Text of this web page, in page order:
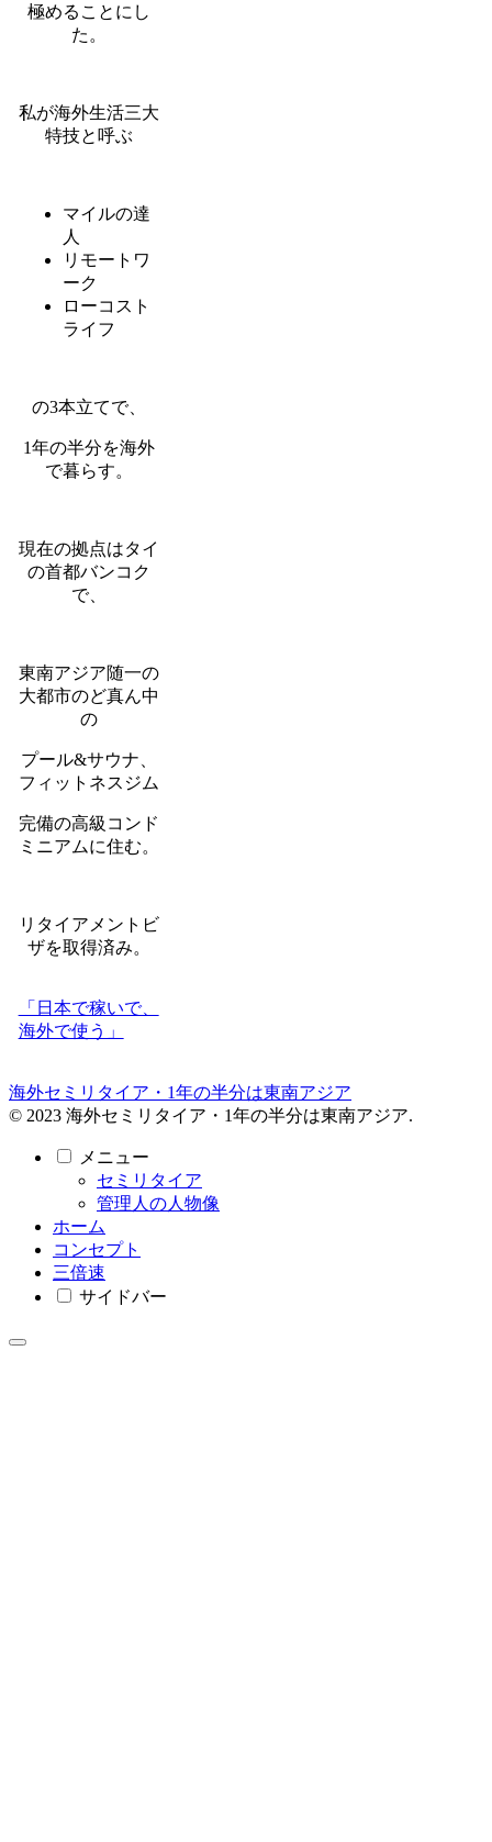
極めることにし
た。
私が海外生活三大
特技と呼ぶ
マイルの達
人
リモートワ
ーク
ローコスト
ライフ
の3本立てで、
1年の半分を海外
で暮らす。
現在の拠点はタイ
の首都バンコク
で、
東南アジア随一の
大都市のど真ん中
の
プール&サウナ、
フィットネスジム
完備の高級コンド
ミニアムに住む。
リタイアメントビ
ザを取得済み。
「日本で稼いで、
海外で使う」
海外セミリタイア・1年の半分は東南アジア
© 2023 海外セミリタイア・1年の半分は東南アジア.
メニュー
セミリタイア
管理人の人物像
ホーム
コンセプト
三倍速
サイドバー